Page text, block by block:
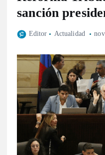
sanción
Editor Actualidad